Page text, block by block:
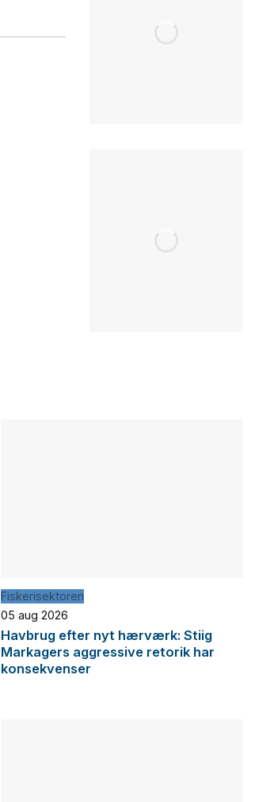
Fiskerisektoren
05 aug 2026
Havbrug efter nyt hærværk: Stiig
Markagers aggressive retorik har
konsekvenser